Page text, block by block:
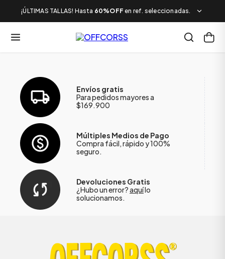
¡ÚLTIMAS TALLAS! Hasta 60%OFF en ref. seleccionadas.
Envíos gratis
Para pedidos mayores a
$169.900
Múltiples Medios de Pago
Compra fácil, rápido y 100%
seguro.
Devoluciones Gratis
¿Hubo un error?aquílo
solucionamos.